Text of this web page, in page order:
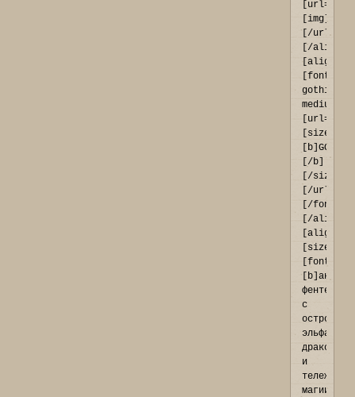
[/url]
[/align]
gothic
medium]
[size=73]
[/b]
[/size]
[/url]
[/font]
[/align]
[size=10]
с
эльфами,
и
тележкой
магии[/